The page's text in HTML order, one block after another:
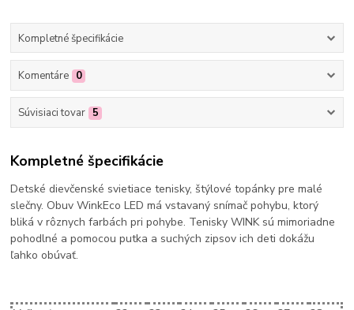
Kompletné špecifikácie
Komentáre 0
Súvisiaci tovar 5
Kompletné špecifikácie
Detské dievčenské svietiace tenisky, štýlové topánky pre malé
slečny. Obuv WinkEco LED má vstavaný snímač pohybu, ktorý
bliká v rôznych farbách pri pohybe. Tenisky WINK sú mimoriadne
pohodlné a pomocou putka a suchých zipsov ich deti dokážu
ľahko obúvať.